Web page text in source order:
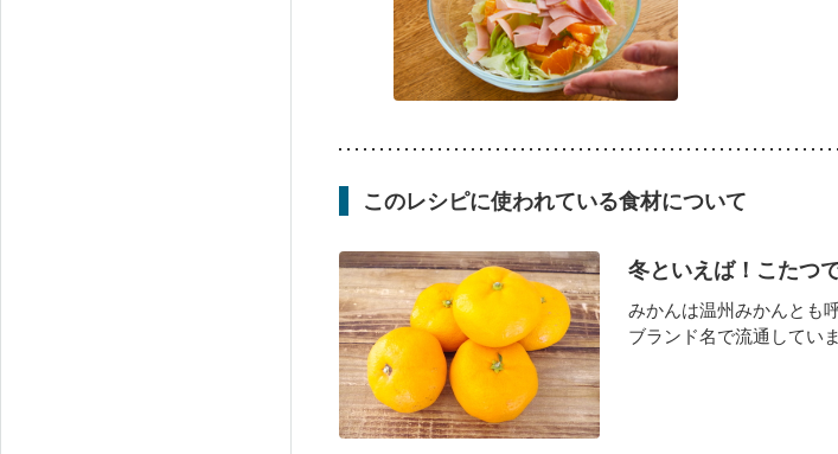
このレシピに使われている食材について
冬といえば！こたつ
みかんは温州みかんとも
ブランド名で流通してい